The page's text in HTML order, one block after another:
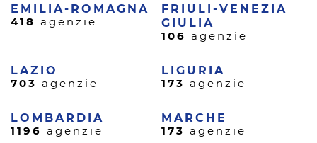
EMILIA-ROMAGNA
418 agenzie
FRIULI-VENEZIA
GIULIA
106 agenzie
LAZIO
703 agenzie
LIGURIA
173 agenzie
LOMBARDIA
1196 agenzie
MARCHE
173 agenzie